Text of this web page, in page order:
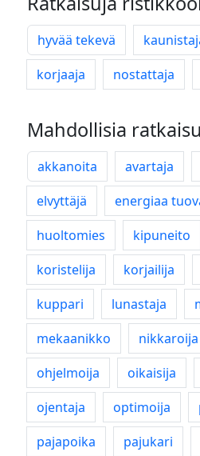
hyvää tekevä
korjaaja
nostattaja
Mahdollisia
akkanoita avartaja
elvyttäjä
energiaa
huoltomies
kipuneito
koristelija
korjailija
kuppari
lunastaja
mekaanikko
nikkaroija
ohjelmoija
oikaisija
ojentaja
optimoija
pajapoika
pajukari